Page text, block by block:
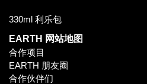
330ml 利乐包
EARTH 网站地图
合作项目
EARTH 朋友圈
合作伙伴们